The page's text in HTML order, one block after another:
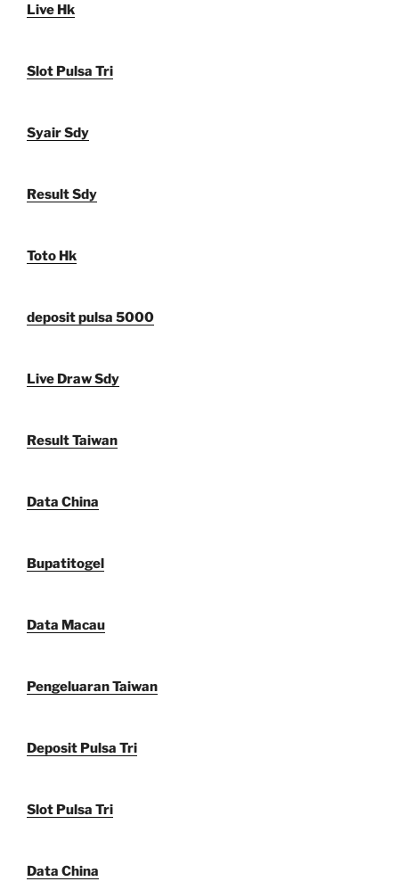
Live Hk
Slot Pulsa Tri
Syair Sdy
Result Sdy
Toto Hk
deposit pulsa 5000
Live Draw Sdy
Result Taiwan
Data China
Bupatitogel
Data Macau
Pengeluaran Taiwan
Deposit Pulsa Tri
Slot Pulsa Tri
Data China